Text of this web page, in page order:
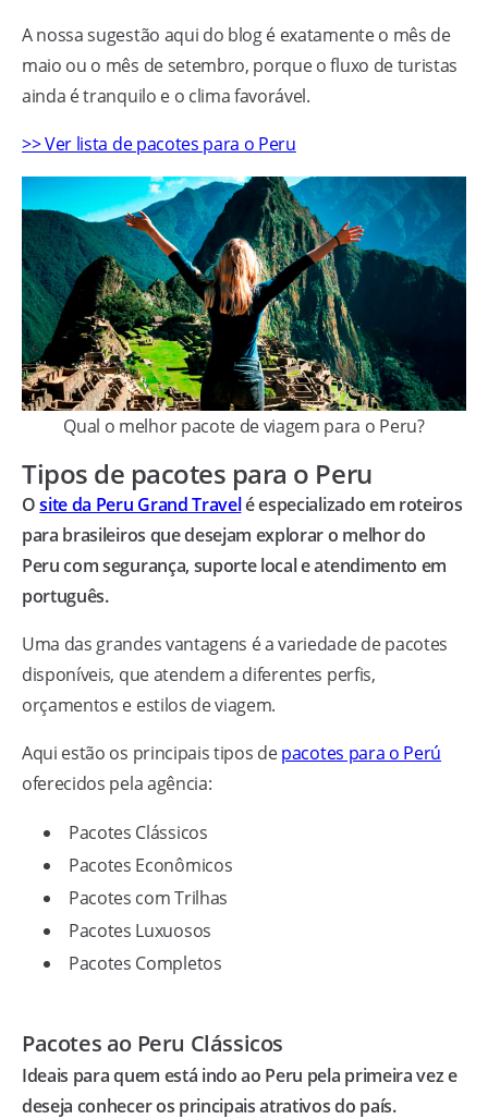
A nossa sugestão aqui do blog é exatamente o mês de
maio ou o mês de setembro, porque o fluxo de turistas
ainda é tranquilo e o clima favorável.
>> Ver lista de pacotes para o Peru
Qual o melhor pacote de viagem para o Peru?
Tipos de pacotes para o Peru
Osite da Peru Grand Travelé especializado em roteiros
para brasileiros que desejam explorar o melhor do
Peru com segurança, suporte local e atendimento em
português.
Uma das grandes vantagens é a variedade de pacotes
disponíveis, que atendem a diferentes perfis,
orçamentos e estilos de viagem.
Aqui estão os principais tipos depacotes para o Perú
oferecidos pela agência:
Pacotes Clássicos
Pacotes Econômicos
Pacotes com Trilhas
Pacotes Luxuosos
Pacotes Completos
Pacotes ao Peru Clássicos
Ideais para quem está indo ao Peru pela primeira vez e
deseja conhecer os principais atrativos do país.